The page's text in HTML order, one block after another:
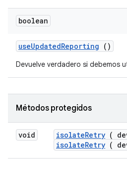
boolean
useUpdatedReporting ()
Devuelve verdadero si debemos
Métodos protegidos
void isolateRetry (
isolateRetry (